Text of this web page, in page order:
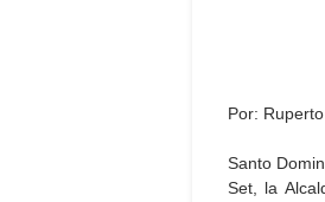
Por:
Santo
Set, la